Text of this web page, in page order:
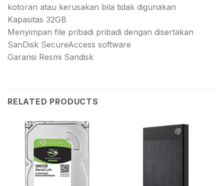
kotoran atau kerusakan bila tidak digunakan
Kapasitas 32GB
Menyimpan file pribadi pribadi dengan disertakan
SanDisk SecureAccess software
Garansi Resmi Sandisk
RELATED PRODUCTS